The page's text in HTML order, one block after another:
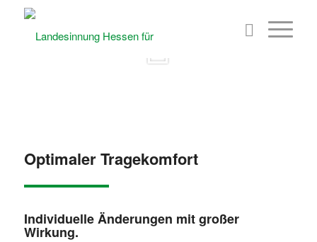
Optimaler Tragekomfort
Individuelle Änderungen mit großer
Wirkung.